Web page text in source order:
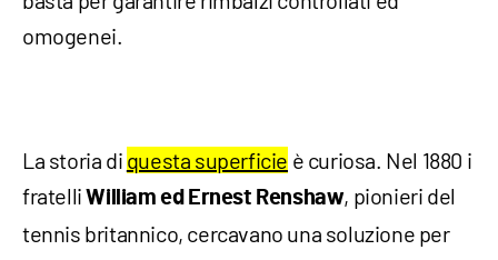
omogenei.
La storia di questa superficie è curiosa. Nel 1880 i
fratelliWilliam ed Ernest Renshaw, pionieri del
tennis britannico, cercavano una soluzione per